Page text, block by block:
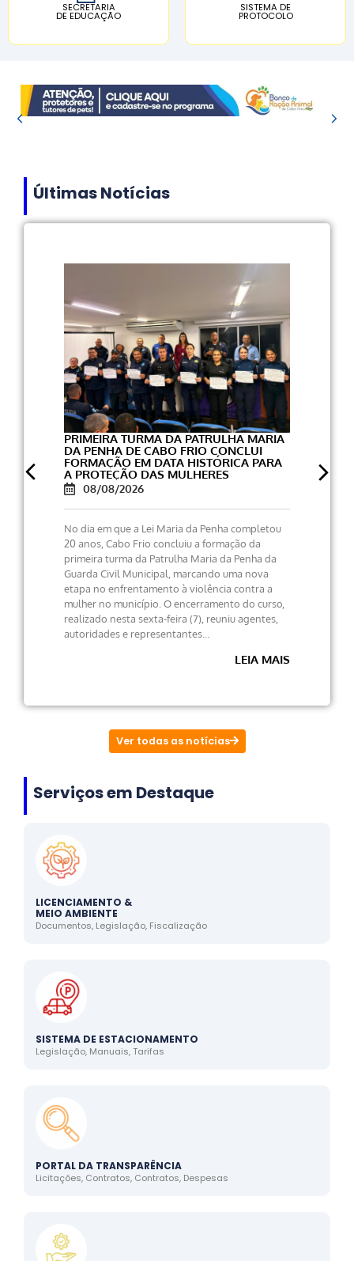
SECRETARIA
DE EDUCAÇÃO
SISTEMA DE
PROTOCOLO
Últimas Notícias
PRIMEIRA TURMA DA PATRULHA MARIA
DA PENHA DE CABO FRIO CONCLUI
FORMAÇÃO EM DATA HISTÓRICA PARA
A PROTEÇÃO DAS MULHERES
08/08/2026
No dia em que a Lei Maria da Penha completou
20 anos, Cabo Frio concluiu a formação da
primeira turma da Patrulha Maria da Penha da
Guarda Civil Municipal, marcando uma nova
etapa no enfrentamento à violência contra a
mulher no município. O encerramento do curso,
realizado nesta sexta-feira (7), reuniu agentes,
autoridades e representantes…
LEIA MAIS
Ver todas as notícias
Serviços em Destaque
LICENCIAMENTO &
MEIO AMBIENTE
Documentos, Legislação, Fiscalização
SISTEMA DE ESTACIONAMENTO
Legislação, Manuais, Tarifas
PORTAL DA TRANSPARÊNCIA
Licitações, Contratos, Contratos, Despesas